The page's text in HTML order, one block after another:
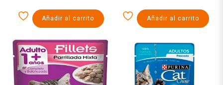
Añadir al carrito Añadir al carrito